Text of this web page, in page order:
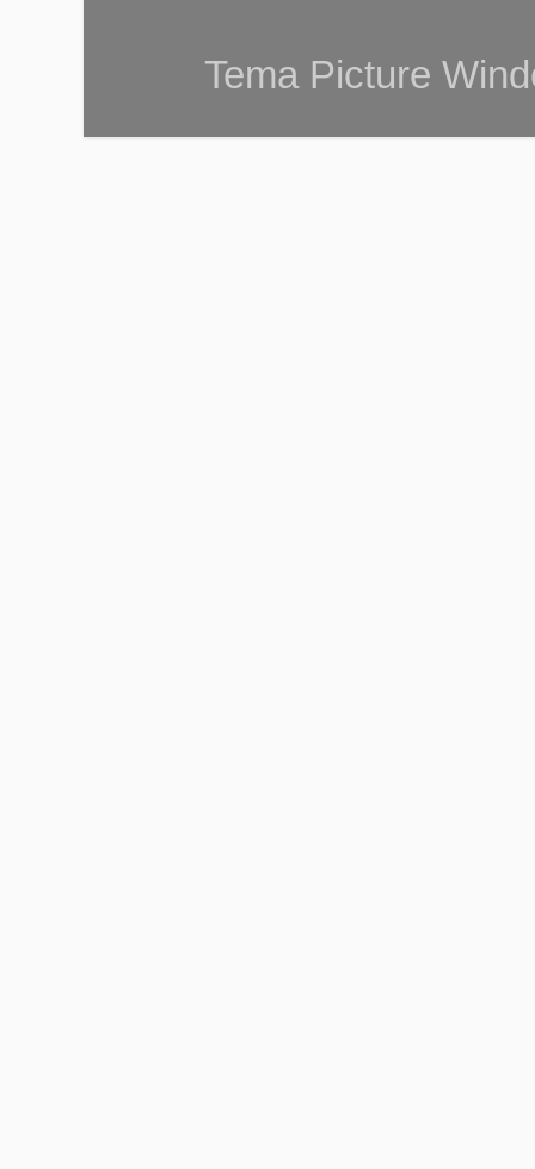
Tema Picture